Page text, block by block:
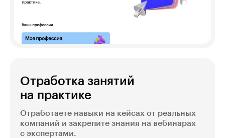
Отработка занятий
на практике
Отработаете навыки на кейсах от реальных
компаний и закрепите знания на вебинарах
с экспертами.